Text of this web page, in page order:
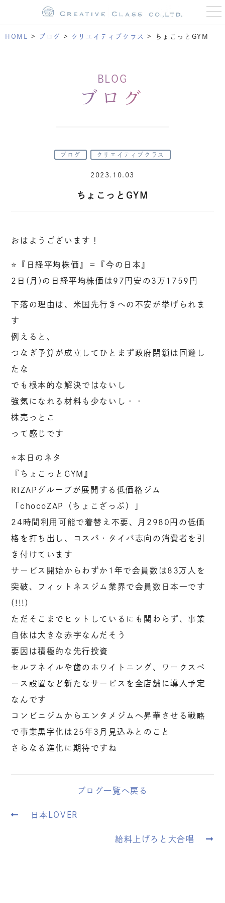
t
o
g
HOME > ブログ > クリエイティブクラス > ちょこっとGYM
BLOG
ブログ
ブログ クリエイティブクラス
2023.10.03
ちょこっとGYM
おはようございます！
⭐️『日経平均株価』＝『今の日本』
2日(月)の日経平均株価は97円安の3万1759円
下落の理由は、米国先行きへの不安が挙げられま
す
例えると、
つなぎ予算が成立してひとまず政府閉鎖は回避し
たな
でも根本的な解決ではないし
強気になれる材料も少ないし・・
株売っとこ
って感じです
⭐️本日のネタ
『ちょこっとGYM』
RIZAPグループが展開する低価格ジム
「chocoZAP（ちょこざっぷ）」
24時間利用可能で着替え不要、月2980円の低価
格を打ち出し、コスパ・タイパ志向の消費者を引
き付けています
サービス開始からわずか1年で会員数は83万人を
突破、フィットネスジム業界で会員数日本一です
(!!!)
ただそこまでヒットしているにも関わらず、事業
自体は大きな赤字なんだそう
要因は積極的な先行投資
セルフネイルや歯のホワイトニング、ワークスペ
ース設置など新たなサービスを全店舗に導入予定
なんです
コンビニジムからエンタメジムへ昇華させる戦略
で事業黒字化は25年3月見込みとのこと
さらなる進化に期待ですね
ブログ一覧へ戻る
日本LOVER
給料上げろと大合唱